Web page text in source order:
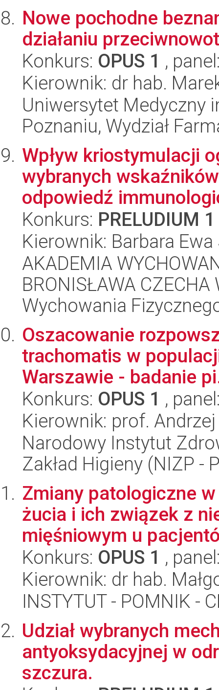
Nowe pochodne
działaniu
Konkurs: OPUS 1 ,
Kierownik: dr hab.
Uniwersytet Medyczny
Poznaniu, Wydział
Wpływ kriostymulacji
wybranych
odpowiedź
Konkurs: PRELUDIUM 1
Kierownik: Barbara
AKADEMIA
BRONISŁAWA CZECHA
Wychowania
Oszacowanie
trachomatis w
Warszawie - badanie
Konkurs: OPUS 1 ,
Kierownik: prof.
Narodowy Instytut
Zakład Higieny (NIZP -
Zmiany patologiczne
żucia i ich związek z
mięśniowym u
Konkurs: OPUS 1 ,
Kierownik: dr hab.
INSTYTUT - POMNIK -
Udział wybranych
antyoksydacyjnej w
szczura.